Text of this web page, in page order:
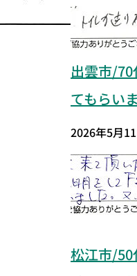
出雲市/
てもらい
2026年5月
松江市/50